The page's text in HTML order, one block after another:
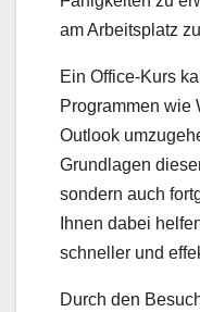
am Arbeitsplatz
Ein Office-Kurs
Programmen wie
Outlook
Grundlagen
sondern auch
Ihnen dabei
schneller und
Durch den